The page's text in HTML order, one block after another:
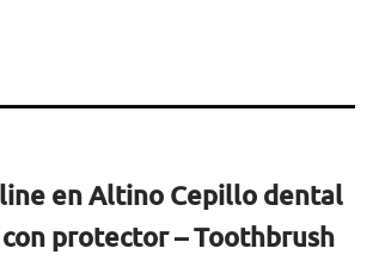
en Altino Cepillo dental
protector – Toothbrush